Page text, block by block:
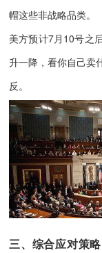
帽这些非战略品类。
美方预计7月10号之
升一降，看你自己卖
反。
三、综合应对策